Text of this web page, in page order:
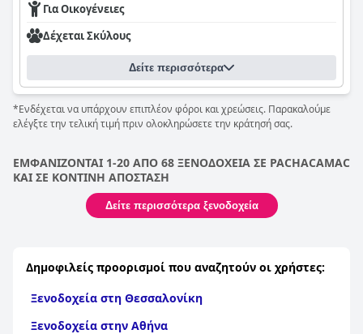
Για Οικογένειες
Δέχεται Σκύλους
Δείτε περισσότερα
*Ενδέχεται να υπάρχουν επιπλέον φόροι και χρεώσεις. Παρακαλούμε
ελέγξτε την τελική τιμή πριν ολοκληρώσετε την κράτησή σας.
ΕΜΦΑΝΙΖΟΝΤΑΙ 1-20 ΑΠΟ 68 ΞΕΝΟΔΟΧΕΙΑ ΣΕ PACHACAMAC
ΚΑΙ ΣΕ ΚΟΝΤΙΝΗ ΑΠΟΣΤΑΣΗ
Δείτε περισσότερα ξενοδοχεία
Δημοφιλείς προορισμοί που αναζητούν οι χρήστες:
Ξενοδοχεία στη Θεσσαλονίκη
Ξενοδοχεία στην Αθήνα